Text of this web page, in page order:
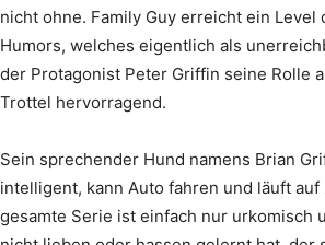
nicht ohne. Family Guy erreicht ein Level
Humors, welches eigentlich als
der Protagonist Peter Griffin seine Rolle
Trottel hervorragend.
Sein sprechender Hund namens Brian
intelligent, kann Auto fahren und läuft auf
gesamte Serie ist einfach nur urkomisch